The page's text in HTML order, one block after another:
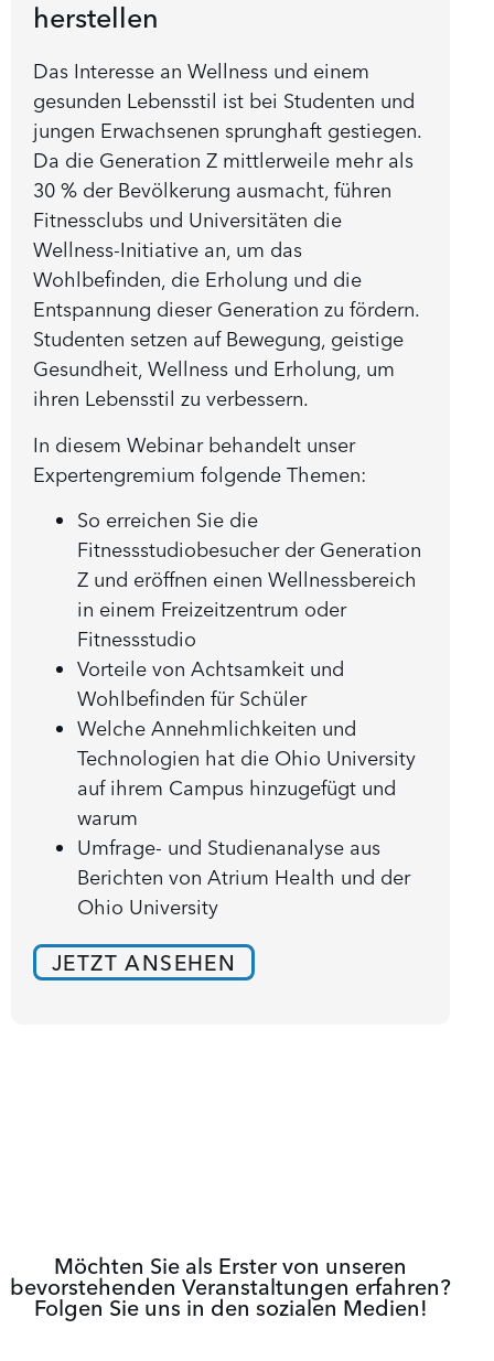
herstellen
Das Interesse an Wellness und einem
gesunden Lebensstil ist bei Studenten und
jungen Erwachsenen sprunghaft gestiegen.
Da die Generation Z mittlerweile mehr als
30 % der Bevölkerung ausmacht, führen
Fitnessclubs und Universitäten die
Wellness-Initiative an, um das
Wohlbefinden, die Erholung und die
Entspannung dieser Generation zu fördern.
Studenten setzen auf Bewegung, geistige
Gesundheit, Wellness und Erholung, um
ihren Lebensstil zu verbessern.
In diesem Webinar behandelt unser
Expertengremium folgende Themen:
So erreichen Sie die
Fitnessstudiobesucher der Generation
Z und eröffnen einen Wellnessbereich
in einem Freizeitzentrum oder
Fitnessstudio
Vorteile von Achtsamkeit und
Wohlbefinden für Schüler
Welche Annehmlichkeiten und
Technologien hat die Ohio University
auf ihrem Campus hinzugefügt und
warum
Umfrage- und Studienanalyse aus
Berichten von Atrium Health und der
Ohio University
JETZT ANSEHEN
Möchten Sie als Erster von unseren
bevorstehenden Veranstaltungen erfahren?
Folgen Sie uns in den sozialen Medien!